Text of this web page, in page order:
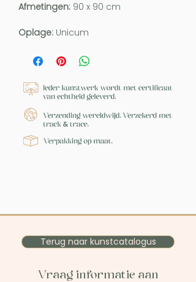
Afmetingen: 90 x 90 cm
Oplage: Unicum
Terug naar kunstcatalogus
Vraag informatie aan